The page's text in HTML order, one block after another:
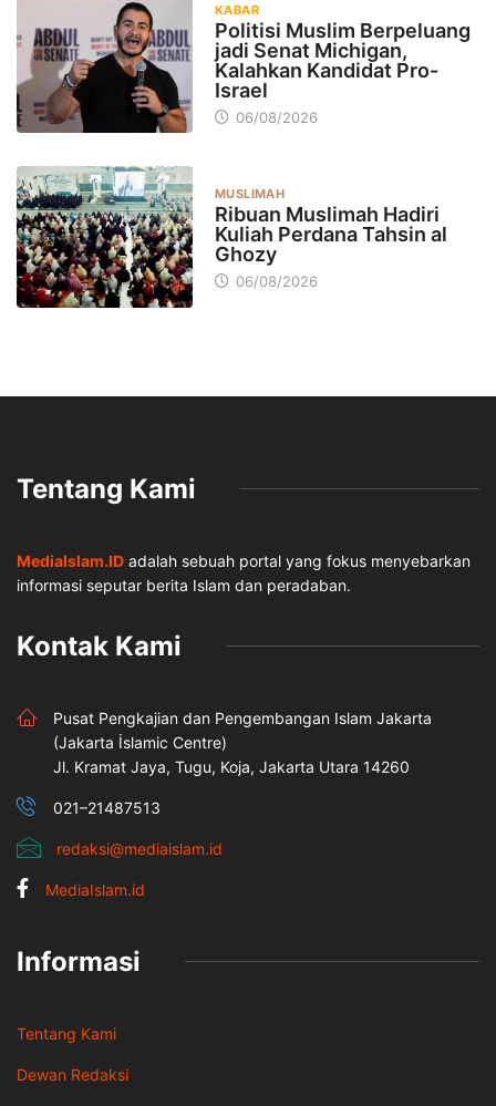
KABAR
Politisi Muslim Berpeluang
jadi Senat Michigan,
Kalahkan Kandidat Pro-
Israel
06/08/2026
MUSLIMAH
Ribuan Muslimah Hadiri
Kuliah Perdana Tahsin al
Ghozy
06/08/2026
Tentang Kami
MediaIslam.ID adalah sebuah portal yang fokus menyebarkan
informasi seputar berita Islam dan peradaban.
Kontak Kami
Pusat Pengkajian dan Pengembangan Islam Jakarta
(Jakarta İslamic Centre)
Jl. Kramat Jaya, Tugu, Koja, Jakarta Utara 14260
021–21487513
redaksi@mediaislam.id
MediaIslam.id
Informasi
Tentang Kami
Dewan Redaksi